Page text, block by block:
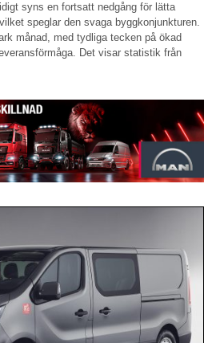
syns en fortsatt nedgång för lätta
speglar den svaga byggkonjunkturen.
månad, med tydliga tecken på ökad
Det visar statistik från